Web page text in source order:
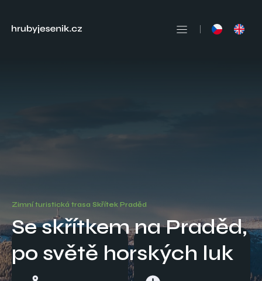
Zimní turistická trasa Skřítek Praděd
Se skřítkem na Praděd,
po světě horských luk